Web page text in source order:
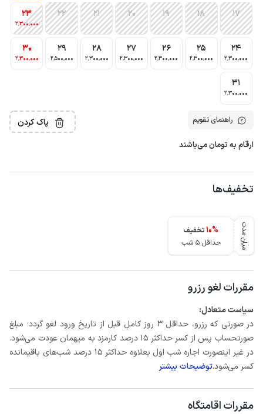
17
18
19
20
21
22
23
2٬300٬000
24
2٬300٬000
25
2٬300٬000
26
2٬300٬000
27
2٬300٬000
28
2٬300٬000
29
2٬500٬000
30
2٬300٬000
31
2٬300٬000
راهنمای تقویم پاک کردن
ارقام به تومان می‌باشند
تخفیف‌ها
میان مدت 10%
تخفیف
حداقل 5 شب
مقررات لغو رزرو
سیاست متعادل:
در صورتی که رزرو، حداقل 3 روز کامل قبل از تاریخ ورود لغو گردد؛ مبلغ
صورتحساب پس از کسر حداکثر 15 درصد کارمزد به میهمان عودت می‌شود.
در غیر اینصورت اجاره شب اول بعلاوه حداکثر 15 درصد شب‌های باقیمانده
کسر می‌شود.توضیحات بیشتر
مقررات اقامتگاه